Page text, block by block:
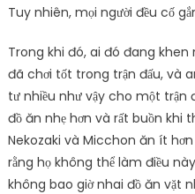
Tuy nhiên, mọi người đều cố
Trong khi đó, ai đó đang khen
đã chơi tốt trong trận đấu, và
tư nhiều như vậy cho một trận
đồ ăn nhẹ hơn và rất buồn khi
Nekozaki và Micchon ăn ít
rằng họ không thể làm điều
không bao giờ nhai đồ ăn vặt